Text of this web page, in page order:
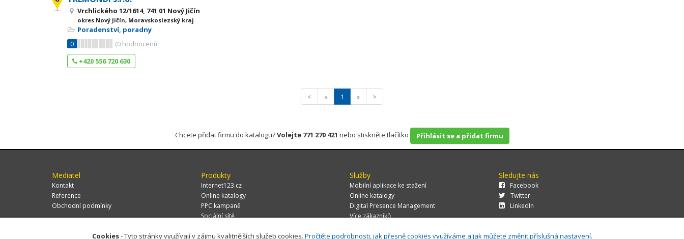
Vrchlického 12/1614, 741 01 Nový Jičín
okres Nový Jičín, Moravskoslezský kraj
Poradenství, poradny
0
(0 hodnocení)
+420 556 720 630
< « 1 » >
Chcete přidat firmu do katalogu?Volejte 771 270 421 nebo stiskněte tlačítko Přihlásit se a přidat firmu
Mediatel
Kontakt
Reference
Obchodní podmínky
Produkty
Internet123.cz
Online katalogy
PPC kampaně
Sociální sítě
Služby
Mobilní aplikace ke stažení
Online katalogy
Digital Presence Management
Více zákazníků
Sledujte nás
Facebook
Twitter
LinkedIn
Cookies- Tyto stránky využívají v zájmu kvalitnějších služeb cookies. Pročtěte podrobnosti, jak přesně cookies využíváme a jak můžete změnit příslušná nastavení.